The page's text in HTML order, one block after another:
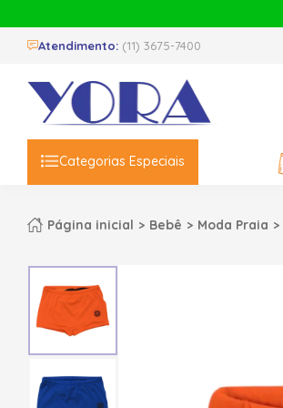
Atendimento: (11) 3675-7400
Categorias Especiais
Página inicial Bebê Moda Praia